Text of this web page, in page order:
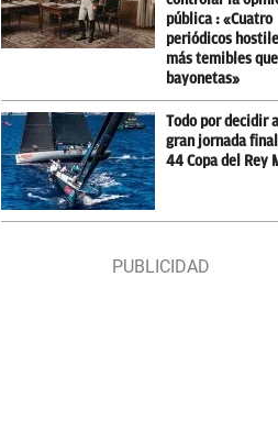
pública : «Cuatro
periódicos
más temibles
bayonetas»
Todo por decidir
gran jornada
44 Copa del Rey